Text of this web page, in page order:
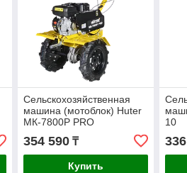
Сельскохозяйственная
машина (мотоблок) Huter
МК-7800P PRO
354 590₸
Купить
10